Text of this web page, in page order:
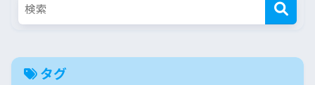
タグ